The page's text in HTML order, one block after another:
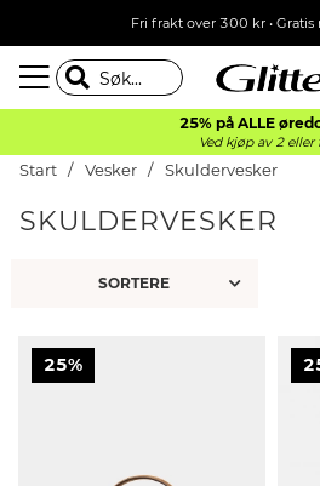
Fri frakt over 300 kr •
25% på ALLE
Ved kjøp av 2 eller
Start Vesker Skuldervesker
SKULDERVESKER
25%